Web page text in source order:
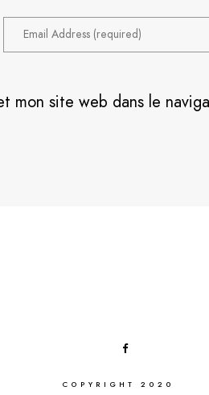
mon site web dans le
COPYRIGHT 2020